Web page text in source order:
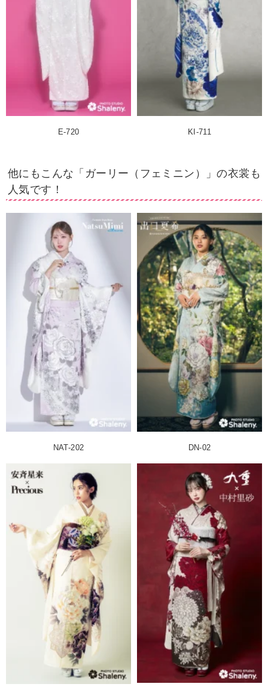
E-720 KI-711
他にもこんな「ガーリー（フェミニン）」の衣裳も
人気です！
NAT-202 DN-02